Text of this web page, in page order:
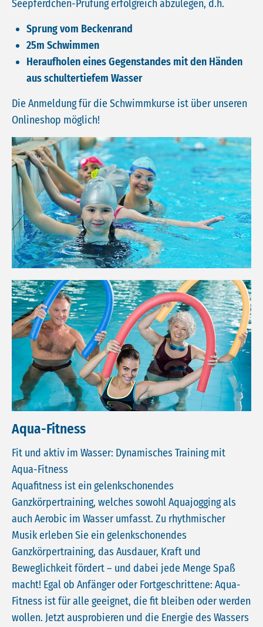
Seepferdchen-Prüfung erfolgreich abzulegen, d.h.
Sprung vom Beckenrand
25m Schwimmen
Heraufholen eines Gegenstandes mit den Händen
aus schultertiefem Wasser
Die Anmeldung für die Schwimmkurse ist über unseren
Onlineshop möglich!
Aqua-Fitness
Fit und aktiv im Wasser: Dynamisches Training mit
Aqua-Fitness
Aquafitness ist ein gelenkschonendes
Ganzkörpertraining, welches sowohl Aquajogging als
auch Aerobic im Wasser umfasst. Zu rhythmischer
Musik erleben Sie ein gelenkschonendes
Ganzkörpertraining, das Ausdauer, Kraft und
Beweglichkeit fördert – und dabei jede Menge Spaß
macht! Egal ob Anfänger oder Fortgeschrittene: Aqua-
Fitness ist für alle geeignet, die fit bleiben oder werden
wollen. Jetzt ausprobieren und die Energie des Wassers